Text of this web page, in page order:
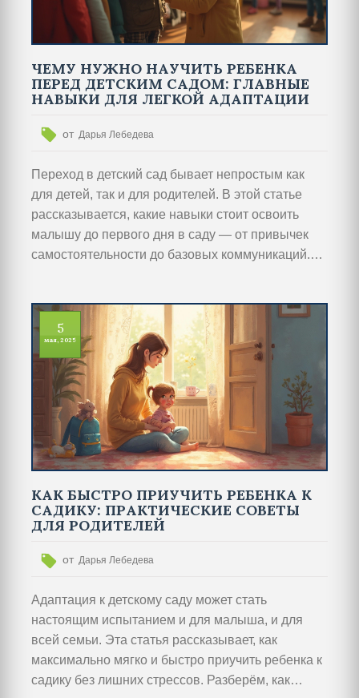
ЧЕМУ НУЖНО НАУЧИТЬ РЕБЕНКА
ПЕРЕД ДЕТСКИМ САДОМ: ГЛАВНЫЕ
НАВЫКИ ДЛЯ ЛЕГКОЙ АДАПТАЦИИ
от Дарья Лебедева
Переход в детский сад бывает непростым как
для детей, так и для родителей. В этой статье
рассказывается, какие навыки стоит освоить
малышу до первого дня в саду — от привычек
самостоятельности до базовых коммуникаций.
лишних стрессов и сделать адаптацию в детском
саду проще. Пошаговые рекомендации и
реальные примеры из жизни семей, где дети
успешно пережили этот этап. Это поможет вам
увереннее смотреть на старт в садовской жизни.
5
мая, 2025
КАК БЫСТРО ПРИУЧИТЬ РЕБЕНКА К
САДИКУ: ПРАКТИЧЕСКИЕ СОВЕТЫ
ДЛЯ РОДИТЕЛЕЙ
от Дарья Лебедева
Адаптация к детскому саду может стать
настоящим испытанием и для малыша, и для
всей семьи. Эта статья рассказывает, как
максимально мягко и быстро приучить ребенка к
садику без лишних стрессов. Разберём, как